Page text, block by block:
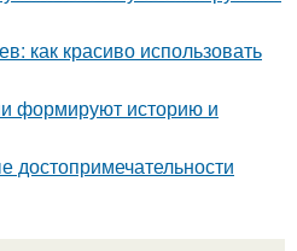
как красиво использовать
формируют историю и
достопримечательности